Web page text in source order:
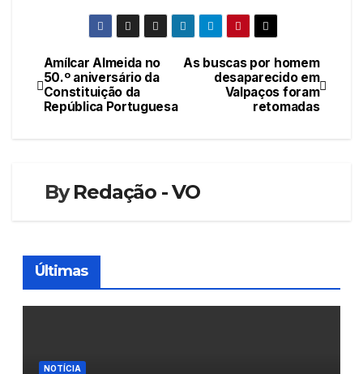
Navegação
de
As buscas por homem
desaparecido em
Valpaços foram
retomadas
Amílcar Almeida no
50.º aniversário da
Constituição da
República Portuguesa
ByRedação - VO
Últimas
NOTÍCIA